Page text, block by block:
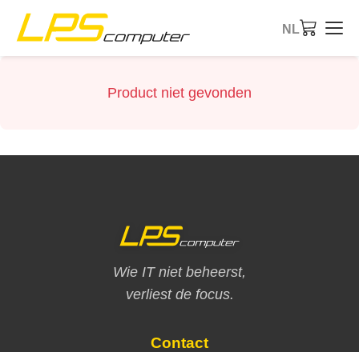
NL
Product niet gevonden
Wie IT niet beheerst,
verliest de focus.
Contact